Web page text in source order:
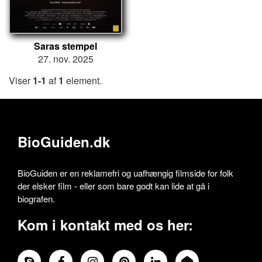
Saras stempel
27. nov. 2025
Viser1-1 af1 element.
BioGuiden.dk
BioGuiden er en reklamefri og uafhængig filmside for folk
der elsker film - eller som bare godt kan lide at gå i
biografen.
Kom i kontakt med os her: